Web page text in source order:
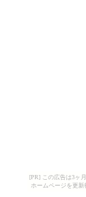
[PR] この広告は3ヶ
ホームページを更